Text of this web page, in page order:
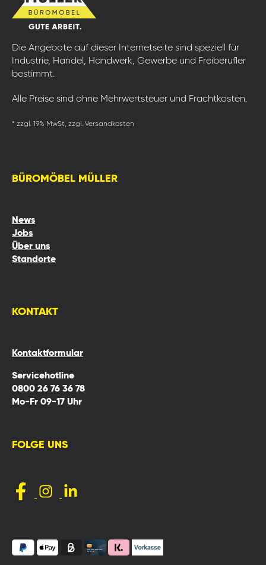
Die Angebote auf dieser Internetseite sind speziell für
Industrie, Handel, Handwerk, Gewerbe und Freiberufler
bestimmt.
Alle Preise sind ohne Mehrwertsteuer und Frachtkosten.
* zzgl. 19% MwSt, zzgl. Versandkosten
BÜROMÖBEL MÜLLER
News
Jobs
Über uns
Standorte
KONTAKT
Kontaktformular
Servicehotline
0800 26 76 36 78
Mo-Fr 09-17 Uhr
FOLGE UNS